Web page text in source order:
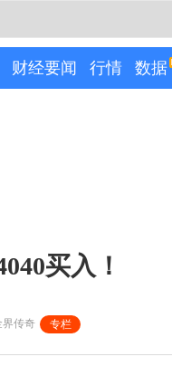
财经要闻 行情 数据
买入！
界传奇 专栏